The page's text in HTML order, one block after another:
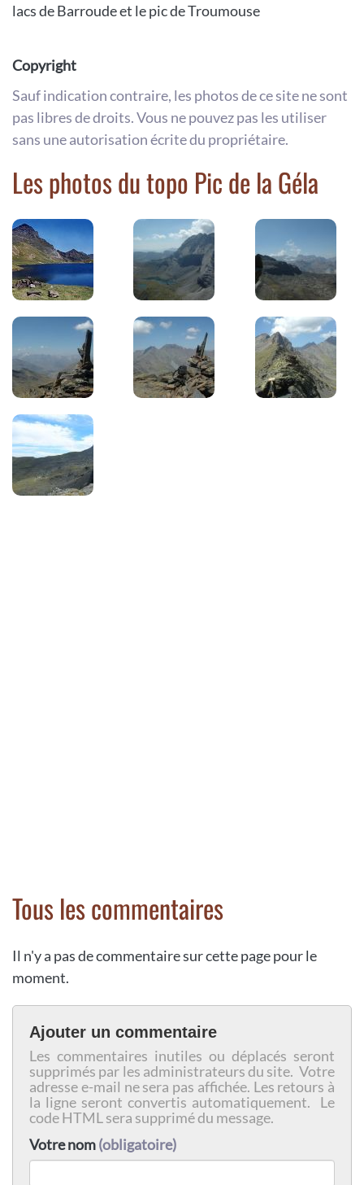
lacs de Barroude et le pic de Troumouse
Copyright
Sauf indication contraire, les photos de ce site ne sont
pas libres de droits. Vous ne pouvez pas les utiliser
sans une autorisation écrite du propriétaire.
Les photos du topo Pic de la Géla
Tous les commentaires
Il n'y a pas de commentaire sur cette page pour le
moment.
Ajouter un commentaire
Les commentaires inutiles ou déplacés seront
supprimés par les administrateurs du site. Votre
adresse e-mail ne sera pas affichée. Les retours à
la ligne seront convertis automatiquement. Le
code HTML sera supprimé du message.
Votre nom(obligatoire)